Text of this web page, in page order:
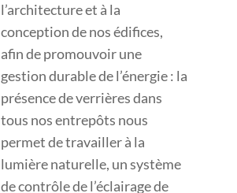
l’architecture et à la
conception de nos édifices,
afin de promouvoir une
gestion durable de l’énergie : la
présence de verrières dans
tous nos entrepôts nous
permet de travailler à la
lumière naturelle, un système
de contrôle de l’éclairage de